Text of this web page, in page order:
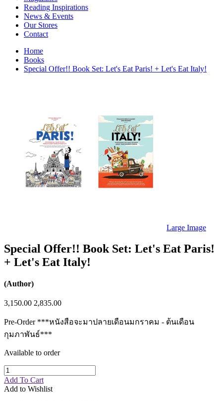
Japanese Stories
Jewelry & Watches
Lifestyle
Literary
Literary Essays
Literature
Magazines
management
Non Fiction
Non Fiction Classic
Penguin Classics
Personal Development
Photography
Picture Books
Plants in Biological Sciences
Poetry
Pop Culture Art
Science Fiction
Society
Sports & Leisure
Sustainability
Travel
Typography
Wildlife
Reading Inspirations
News & Events
Our Stores
Contact
Home
Books
Special Offer!! Book Set: Let's Eat Paris! + Let's Eat Italy!
Large Image
Special Offer!! Book Set: Let's Eat Paris!
+ Let's Eat Italy!
(Author)
3,150.00 2,835.00
Pre-Order ***หนังสือจะมาปลายเดือนมกราคม - ต้นเดือน
กุมภาพันธ์***
Available to order
Add To Cart
Add to Wishlist